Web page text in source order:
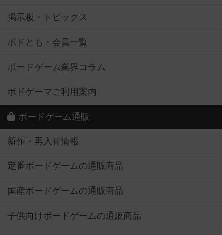
掲示板・トピックス
ボドとも・会員一覧
ボードゲーム業界コラム
ボドゲーマご利用案内
ボードゲーム通販
新作・再入荷情報
定番ボードゲームの通販商品
国産ボードゲームの通販商品
子供向けボードゲームの通販商品